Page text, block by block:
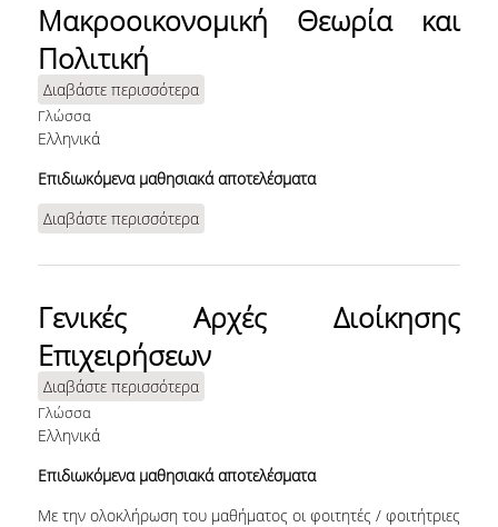
Μακροοικονομική Θεωρία και
Πολιτική
Διαβάστε περισσότεραγια Μακροοικονομική Θεωρία και
Γλώσσα
Ελληνικά
Επιδιωκόμενα μαθησιακά αποτελέσματα
Διαβάστε περισσότεραγια Μακροοικονομική Θεωρία και
Γενικές Αρχές Διοίκησης
Επιχειρήσεων
Διαβάστε περισσότεραγια Γενικές Αρχές Διοίκησης
Γλώσσα
Ελληνικά
Επιδιωκόμενα μαθησιακά αποτελέσματα
Με την ολοκλήρωση του μαθήματος οι φοιτητές / φοιτήτριες